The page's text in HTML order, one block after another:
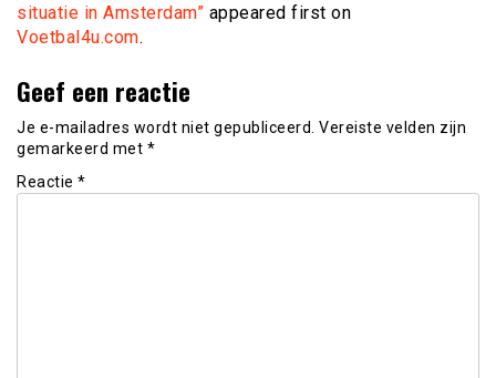
situatie in Amsterdam” appeared first on
Voetbal4u.com.
Geef een reactie
Je e-mailadres wordt niet gepubliceerd. Vereiste velden zijn
gemarkeerd met *
Reactie *